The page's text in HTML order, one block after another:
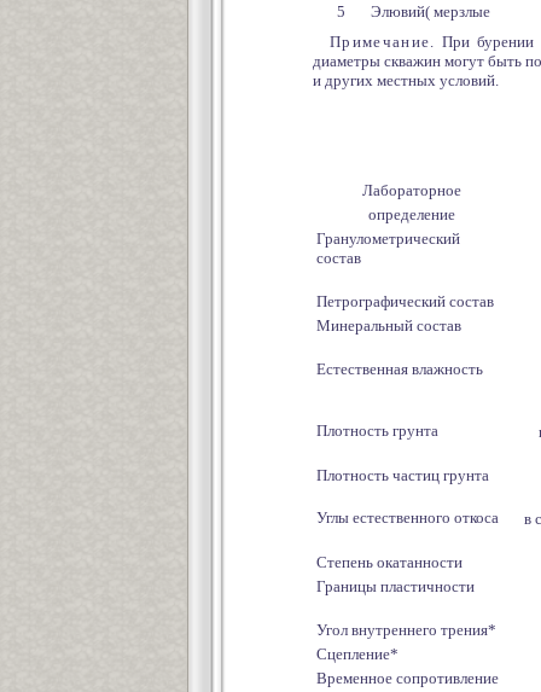
5
Элювий( мерзлые
Примечание . При
диаметры скважин могут быть
и других местных условий.
Лабораторное
определение
Гранулометрический
состав
Петрографический состав
Минеральный состав
Естественная влажность
Плотность грунта
Плотность частиц грунта
Углы естественного откоса в
Степень окатанности
Границы пластичности
Угол внутреннего трения*
Сцепление*
Временное сопротивление